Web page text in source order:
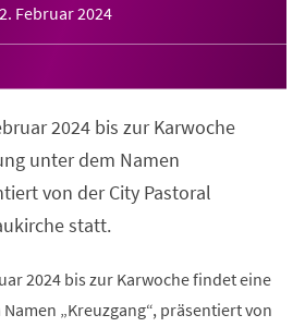
Februar 2024
2024 bis zur Karwoche
unter dem Namen
von der City Pastoral
statt.
2024 bis zur Karwoche findet eine
„Kreuzgang“, präsentiert von